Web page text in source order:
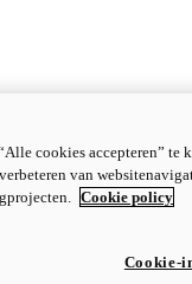
cookies accepteren” te
van
Cookie policy
Cookie-